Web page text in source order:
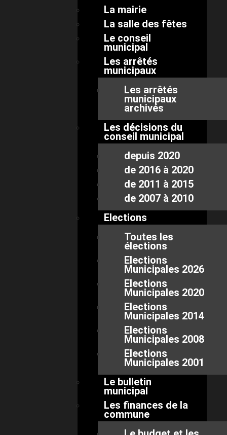
La mairie
La salle des fêtes
Le conseil
municipal
Les arrêtés
municipaux
Les arrêtés
municipaux
archivés
Les décisions du
conseil municipal
depuis 2020
de 2016 à 2020
de 2011 à 2015
de 2007 à 2010
Elections
Toutes les
élections
Elections
Municipales 2026
Elections
Municipales 2020
Elections
Municipales 2014
Elections
Municipales 2008
Elections
Municipales 2001
Le bulletin
municipal
Les finances de la
commune